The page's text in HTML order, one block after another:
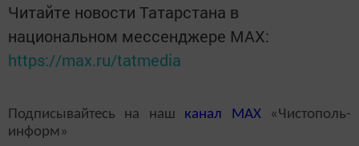
Читайте новости Татарстана в
национальном мессенджере MАХ:
https://max.ru/tatmedia
Подписывайтесь на наш канал MAX«Чистополь-
информ»